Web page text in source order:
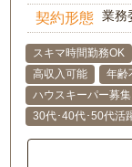
契約形態 業務
スキマ時間勤務OK
高収入可能
年齢
ハウスキーパー募集
30代･40代･50代活